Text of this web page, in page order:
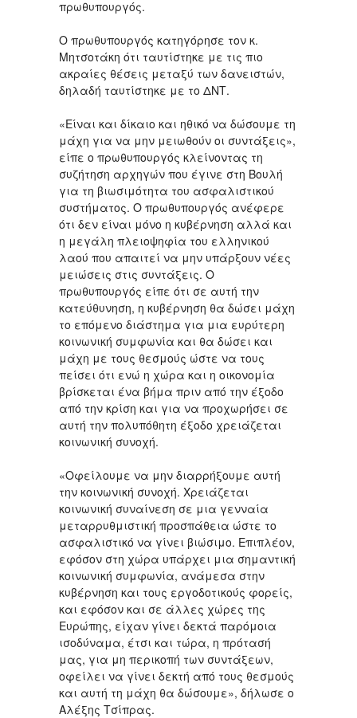
πρωθυπουργός.
Ο πρωθυπουργός κατηγόρησε τον κ.
Μητσοτάκη ότι ταυτίστηκε με τις πιο
ακραίες θέσεις μεταξύ των δανειστών,
δηλαδή ταυτίστηκε με το ΔΝΤ.
«Είναι και δίκαιο και ηθικό να δώσουμε τη
μάχη για να μην μειωθούν οι συντάξεις»,
είπε ο πρωθυπουργός κλείνοντας τη
συζήτηση αρχηγών που έγινε στη Βουλή
για τη βιωσιμότητα του ασφαλιστικού
συστήματος. Ο πρωθυπουργός ανέφερε
ότι δεν είναι μόνο η κυβέρνηση αλλά και
η μεγάλη πλειοψηφία του ελληνικού
λαού που απαιτεί να μην υπάρξουν νέες
μειώσεις στις συντάξεις. Ο
πρωθυπουργός είπε ότι σε αυτή την
κατεύθυνηση, η κυβέρνηση θα δώσει μάχη
το επόμενο διάστημα για μια ευρύτερη
κοινωνική συμφωνία και θα δώσει και
μάχη με τους θεσμούς ώστε να τους
πείσει ότι ενώ η χώρα και η οικονομία
βρίσκεται ένα βήμα πριν από την έξοδο
από την κρίση και για να προχωρήσει σε
αυτή την πολυπόθητη έξοδο χρειάζεται
κοινωνική συνοχή.
«Οφείλουμε να μην διαρρήξουμε αυτή
την κοινωνική συνοχή. Χρειάζεται
κοινωνική συναίνεση σε μια γενναία
μεταρρυθμιστική προσπάθεια ώστε το
ασφαλιστικό να γίνει βιώσιμο. Επιπλέον,
εφόσον στη χώρα υπάρχει μια σημαντική
κοινωνική συμφωνία, ανάμεσα στην
κυβέρνηση και τους εργοδοτικούς φορείς,
και εφόσον και σε άλλες χώρες της
Ευρώπης, είχαν γίνει δεκτά παρόμοια
ισοδύναμα, έτσι και τώρα, η πρότασή
μας, για μη περικοπή των συντάξεων,
οφείλει να γίνει δεκτή από τους θεσμούς
και αυτή τη μάχη θα δώσουμε», δήλωσε ο
Αλέξης Τσίπρας.